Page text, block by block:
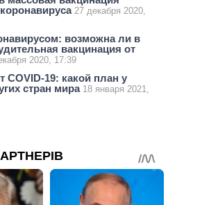
27 декабря 2020,
возможна ли в
вакцинация от
2020, 17:39
COVID-19: какой план у
стран мира 18 января 2021,